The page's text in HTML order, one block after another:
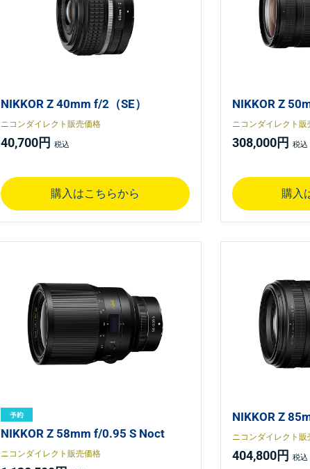
NIKKOR Z 40mm f/2（SE）
ニコンダイレクト販売価格
40,700円
購入はこちらから
NIKKOR Z
ニコンダイレクト販
308,000円
購入
NIKKOR Z 58mm f/0.95 S Noct
ニコンダイレクト販売価格
NIKKOR Z
ニコンダイレクト販
404,800円